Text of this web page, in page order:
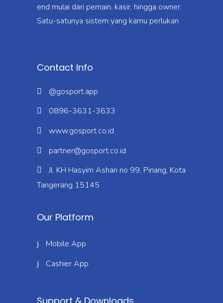
end mulai dari pemain, kasir, hingga owner.
Satu-satunya sistem yang kamu perlukan
Contact Info
@gosport.app
0896-3631-3633
www.gosport.co.id
partner@gosport.co.id
Jl. KH Hasyim Ashari no 99, Pinang, Kota
Tangerang 15145
Our Platform
Mobile App
Cashier App
Support & Downloads